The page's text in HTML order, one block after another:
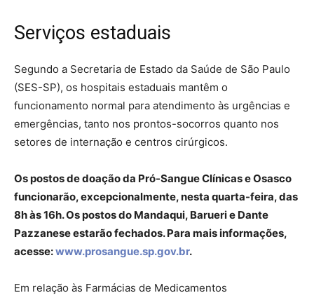
Serviços estaduais
Segundo a Secretaria de Estado da Saúde de São Paulo
(SES-SP), os hospitais estaduais mantêm o
funcionamento normal para atendimento às urgências e
emergências, tanto nos prontos-socorros quanto nos
setores de internação e centros cirúrgicos.
Os postos de doação da Pró-Sangue Clínicas e Osasco
funcionarão, excepcionalmente, nesta quarta-feira, das
8h às 16h. Os postos do Mandaqui, Barueri e Dante
Pazzanese estarão fechados. Para mais informações,
acesse:www.prosangue.sp.gov.br.
Em relação às Farmácias de Medicamentos